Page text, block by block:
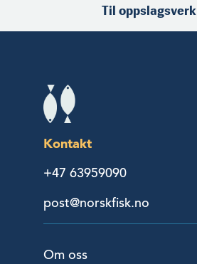
Til oppslagsverk
Kontakt
+47 63959090
post@norskfisk.no
Om oss